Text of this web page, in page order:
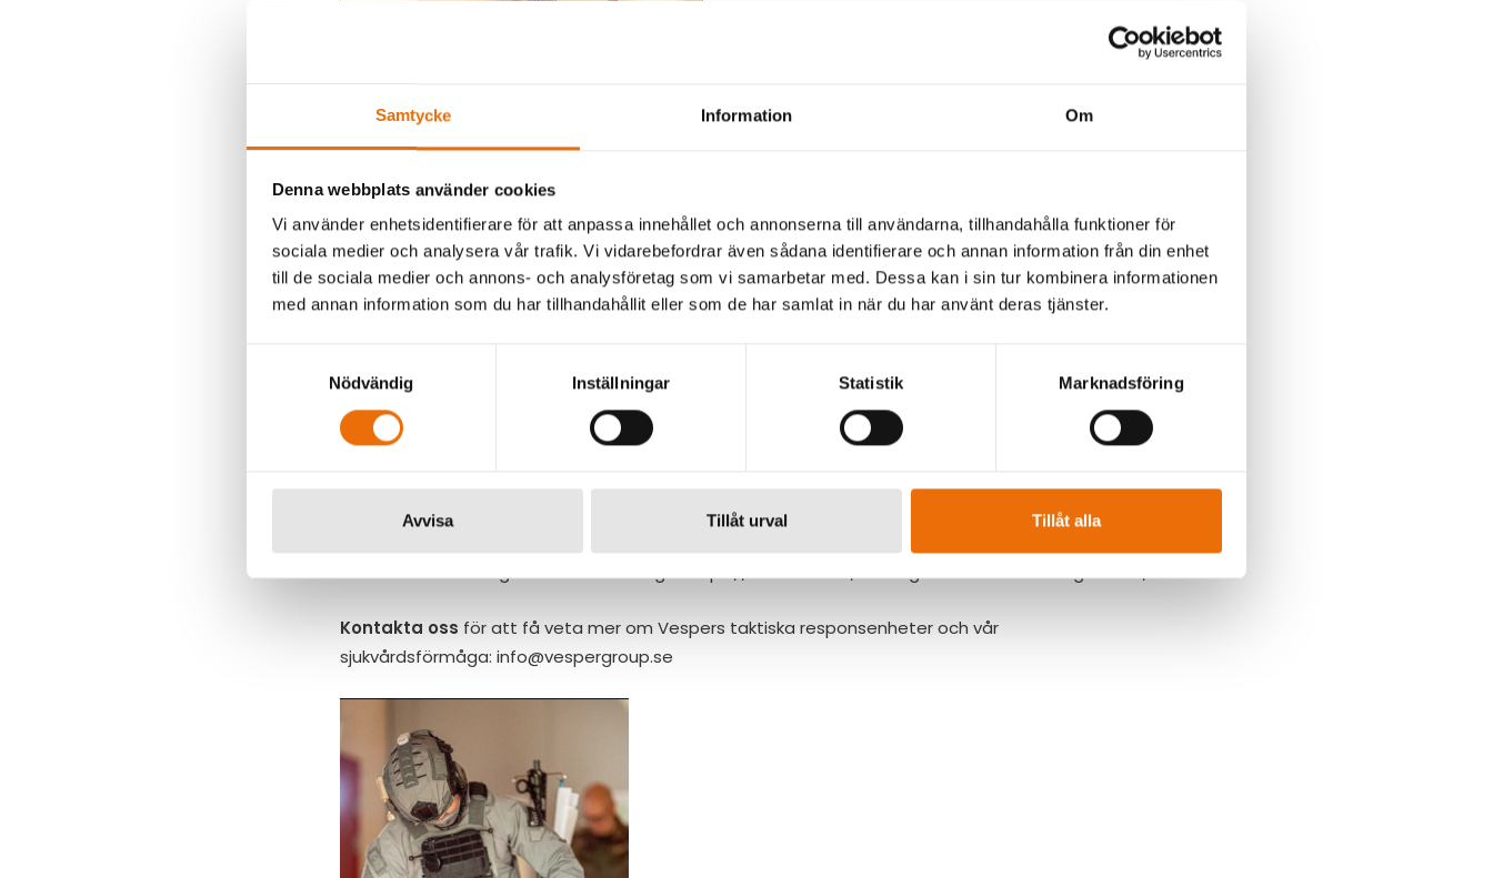
Samtycke Information Om
Denna webbplats använder cookies
Vi använder enhetsidentifierare för att anpassa innehållet och annonserna till användarna, tillhandahålla funktioner för
sociala medier och analysera vår trafik. Vi vidarebefordrar även sådana identifierare och annan information från din enhet
till de sociala medier och annons- och analysföretag som vi samarbetar med. Dessa kan i sin tur kombinera informationen
med annan information som du har tillhandahållit eller som de har samlat in när du har använt deras tjänster.
Nödvändig
Inställningar Statistik Marknadsföring
Avvisa Tillåt urval Tillåt alla
Intensivt moment med patientvård. Foto: Vesper Group
18 lag tävlade under tre dagar.
Tävlingen bestod av nio realistiska och krävande scenarier som är relevanta i kris och krig.
Över 50 frivilliga i roller såsom domare, sambandsansvariga, ledningspersonal samt
logistikansvariga.
Kontakta oss för att få veta mer om Vespers taktiska responsenheter och vår
sjukvårdsförmåga: info@vespergroup.se